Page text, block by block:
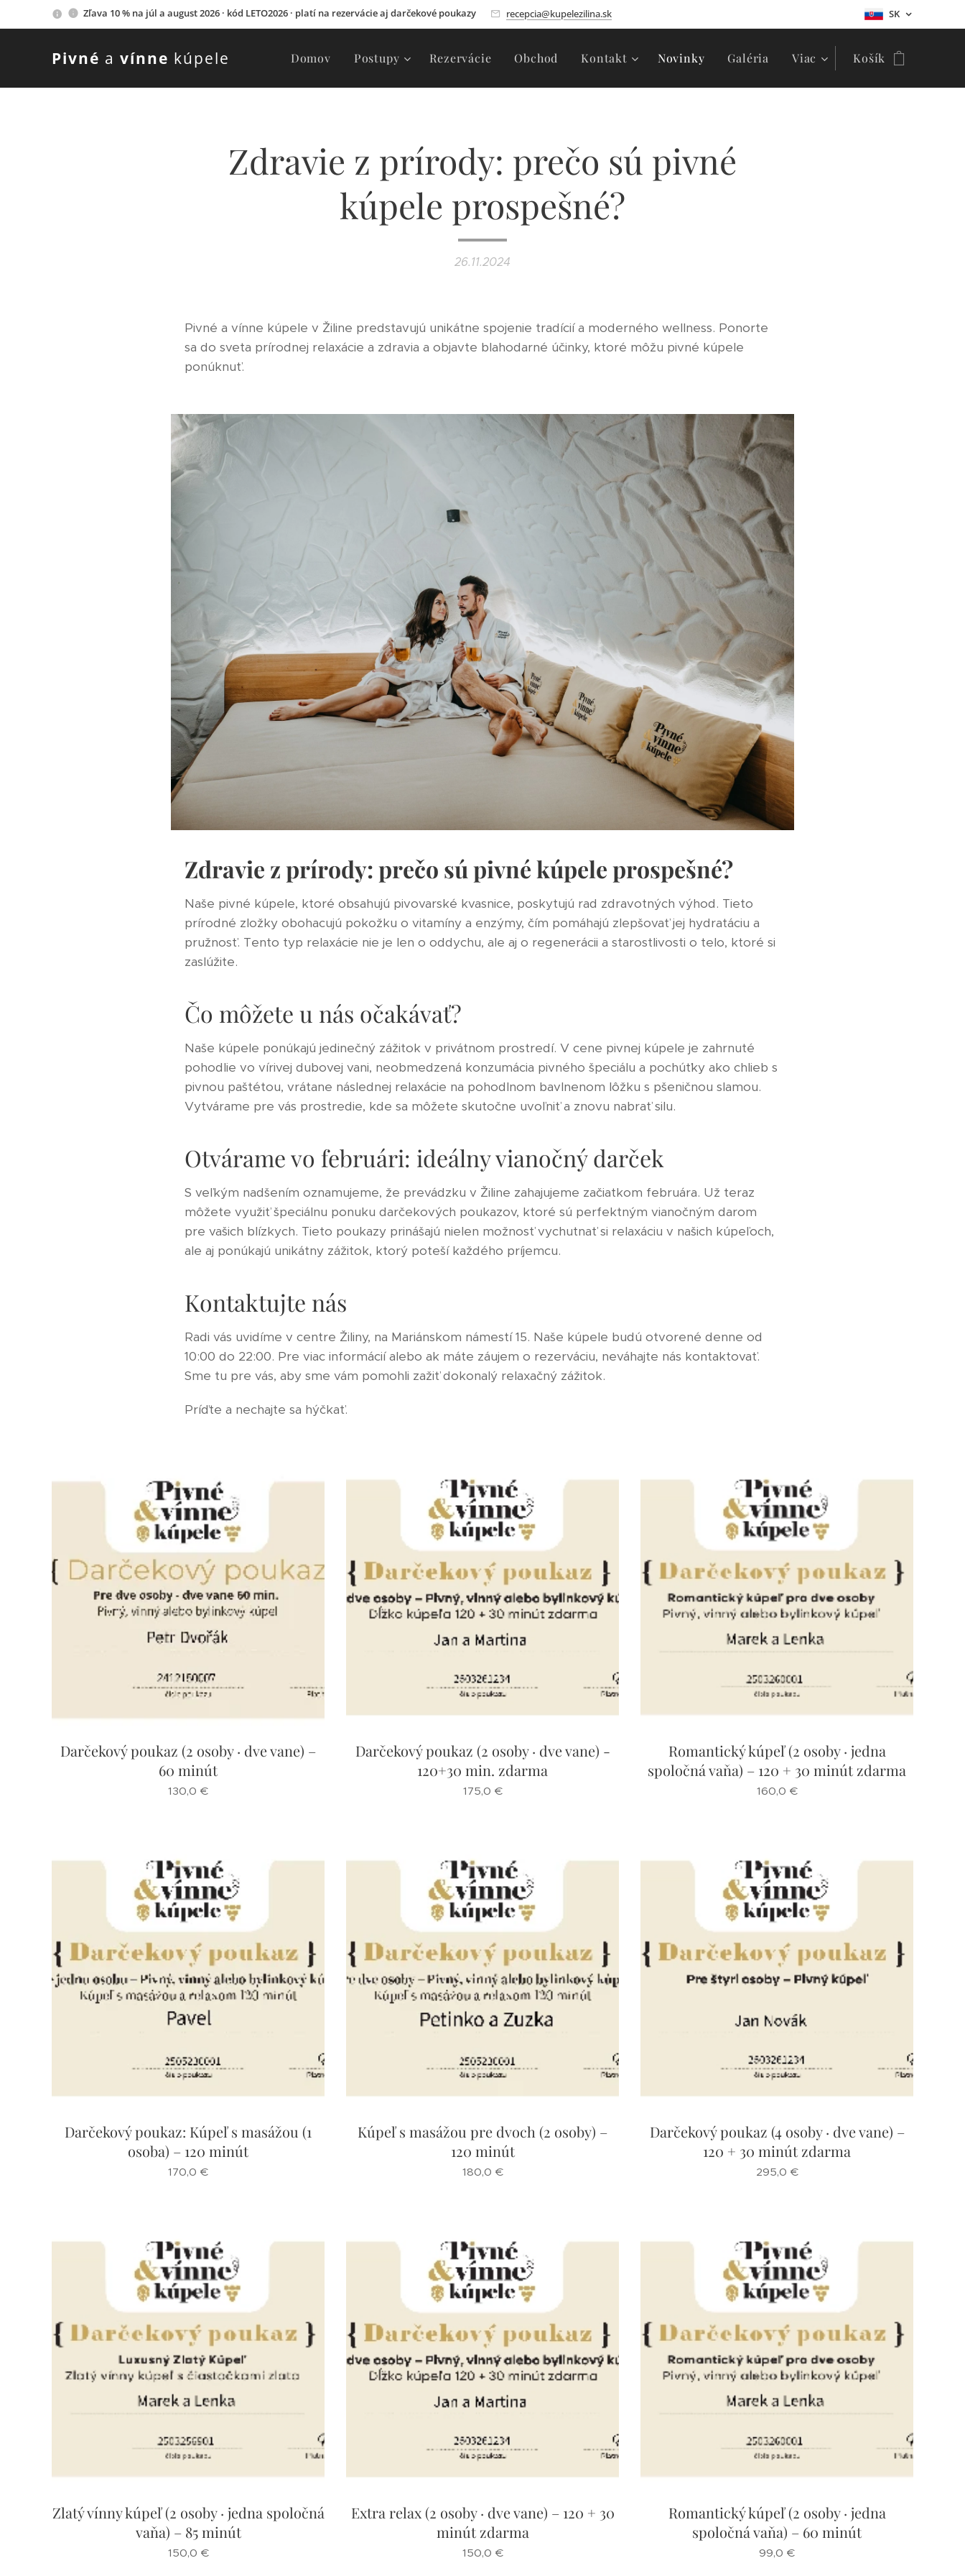
Zľava 10 % na júl a august 2026 · kód LETO2026 · platí na rezervácie aj darčekové poukazy recepcia@kupelezilina.sk SK
Pivné a vínne kúpele Domov Postupy Rezervácie Obchod Kontakt Novinky Galéria Viac Košík
Zdravie z prírody: prečo sú pivné
kúpele prospešné?
26.11.2024
Pivné a vínne kúpele v Žiline predstavujú unikátne spojenie tradícií a moderného wellness. Ponorte
sa do sveta prírodnej relaxácie a zdravia a objavte blahodarné účinky, ktoré môžu pivné kúpele
ponúknuť.
Zdravie z prírody: prečo sú pivné kúpele prospešné?
Naše pivné kúpele, ktoré obsahujú pivovarské kvasnice, poskytujú rad zdravotných výhod. Tieto
prírodné zložky obohacujú pokožku o vitamíny a enzýmy, čím pomáhajú zlepšovať jej hydratáciu a
pružnosť. Tento typ relaxácie nie je len o oddychu, ale aj o regenerácii a starostlivosti o telo, ktoré si
zaslúžite.
Čo môžete u nás očakávať?
Naše kúpele ponúkajú jedinečný zážitok v privátnom prostredí. V cene pivnej kúpele je zahrnuté
pohodlie vo vírivej dubovej vani, neobmedzená konzumácia pivného špeciálu a pochúťky ako chlieb s
pivnou paštétou, vrátane následnej relaxácie na pohodlnom bavlnenom lôžku s pšeničnou slamou.
Vytvárame pre vás prostredie, kde sa môžete skutočne uvoľniť a znovu nabrať silu.
Otvárame vo februári: ideálny vianočný darček
S veľkým nadšením oznamujeme, že prevádzku v Žiline zahajujeme začiatkom februára. Už teraz
môžete využiť špeciálnu ponuku darčekových poukazov, ktoré sú perfektným vianočným darom
pre vašich blízkych. Tieto poukazy prinášajú nielen možnosť vychutnať si relaxáciu v našich kúpeľoch,
ale aj ponúkajú unikátny zážitok, ktorý poteší každého príjemcu.
Kontaktujte nás
Radi vás uvidíme v centre Žiliny, na Mariánskom námestí 15. Naše kúpele budú otvorené denne od
10:00 do 22:00. Pre viac informácií alebo ak máte záujem o rezerváciu, neváhajte nás kontaktovať.
Sme tu pre vás, aby sme vám pomohli zažiť dokonalý relaxačný zážitok.
Príďte a nechajte sa hýčkať.
Darčekový poukaz (2 osoby · dve vane) –
60 minút
130,0 €
Darčekový poukaz (2 osoby · dve vane) -
120+30 min. zdarma
175,0 €
Romantický kúpeľ (2 osoby · jedna
spoločná vaňa) – 120 + 30 minút zdarma
160,0 €
Darčekový poukaz: Kúpeľ s masážou (1
osoba) – 120 minút
170,0 €
Kúpeľ s masážou pre dvoch (2 osoby) –
120 minút
180,0 €
Darčekový poukaz (4 osoby · dve vane) –
120 + 30 minút zdarma
295,0 €
Zlatý vínny kúpeľ (2 osoby · jedna spoločná
vaňa) – 85 minút
150,0 €
Extra relax (2 osoby · dve vane) – 120 + 30
minút zdarma
150,0 €
Romantický kúpeľ (2 osoby · jedna
spoločná vaňa) – 60 minút
99,0 €